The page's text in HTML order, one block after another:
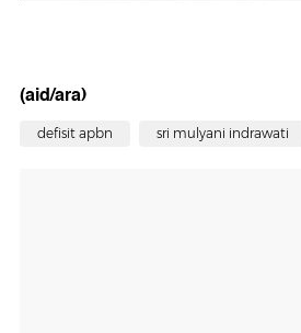
(aid/ara)
defisit apbn sri mulyani indrawati